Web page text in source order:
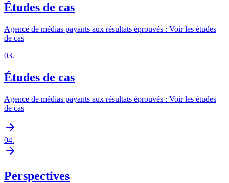
Études de cas
Agence de médias payants aux résultats éprouvés : Voir les études
de cas
03.
Études de cas
Agence de médias payants aux résultats éprouvés : Voir les études
de cas
04.
Perspectives